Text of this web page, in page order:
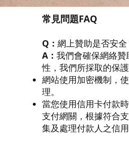
常見問題FAQ
Q： 網上贊助是否安全
A： 我們會確保網絡
性，我們所採取的保
網站使用加密機制，
理。
當您使用信用卡付款
支付網關，根據符合
集及處理付款人之信用